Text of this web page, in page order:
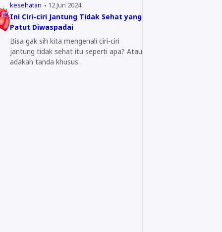
kesehatan 12 Jun 2024
Ini Ciri-ciri Jantung Tidak Sehat yang
Patut Diwaspadai
Bisa gak sih kita mengenali ciri-ciri
jantung tidak sehat itu seperti apa? Atau
adakah tanda khusus…